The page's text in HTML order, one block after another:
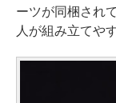
ーツが同梱され
人が組み立てや